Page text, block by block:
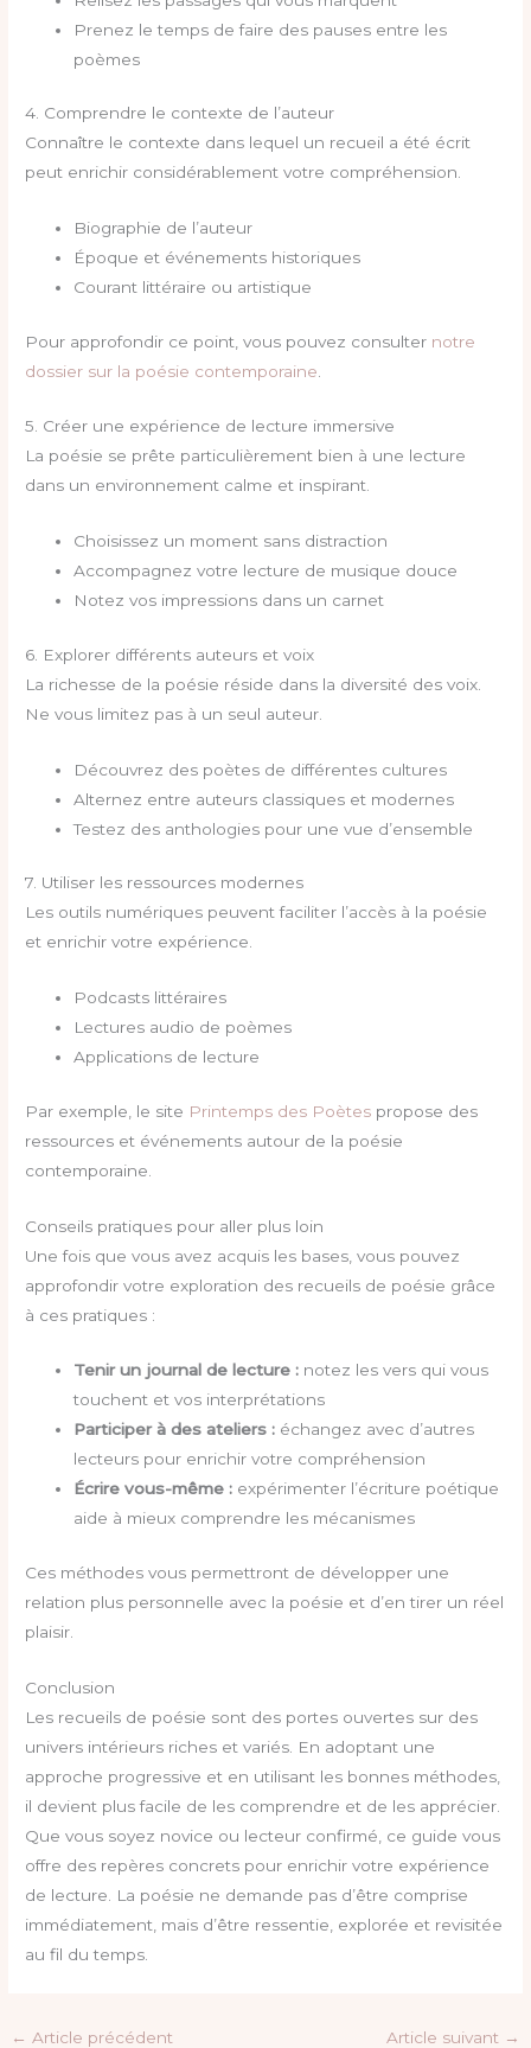
Prenez le temps de faire des pauses entre les
poèmes
4. Comprendre le contexte de l’auteur
Connaître le contexte dans lequel un recueil a été écrit
peut enrichir considérablement votre compréhension.
Biographie de l’auteur
Époque et événements historiques
Courant littéraire ou artistique
Pour approfondir ce point, vous pouvez consulter notre
dossier sur la poésie contemporaine
5. Créer une expérience de lecture immersive
La poésie se prête particulièrement bien à une lecture
dans un environnement calme et inspirant.
Choisissez un moment sans distraction
Accompagnez votre lecture de musique douce
Notez vos impressions dans un carnet
6. Explorer différents auteurs et voix
La richesse de la poésie réside dans la diversité des voix.
Ne vous limitez pas à un seul auteur.
Découvrez des poètes de différentes cultures
Alternez entre auteurs classiques et modernes
Testez des anthologies pour une vue d’ensemble
7. Utiliser les ressources modernes
Les outils numériques peuvent faciliter l’accès à la poésie
et enrichir votre expérience.
Podcasts littéraires
Lectures audio de poèmes
Applications de lecture
Par exemple, le site Printemps des Poètes propose des
ressources et événements autour de la poésie
contemporaine.
Conseils pratiques pour aller plus loin
Une fois que vous avez acquis les bases, vous pouvez
approfondir votre exploration des recueils de poésie grâce
à ces pratiques :
Tenir un journal de lecture : notez les vers qui vous
touchent et vos interprétations
Participer à des ateliers : échangez avec d’autres
lecteurs pour enrichir votre compréhension
Écrire vous-même : expérimenter l’écriture poétique
aide à mieux comprendre les mécanismes
Ces méthodes vous permettront de développer une
relation plus personnelle avec la poésie et d’en tirer un réel
plaisir.
Conclusion
Les recueils de poésie sont des portes ouvertes sur des
univers intérieurs riches et variés. En adoptant une
approche progressive et en utilisant les bonnes méthodes,
il devient plus facile de les comprendre et de les apprécier.
Que vous soyez novice ou lecteur confirmé, ce guide vous
offre des repères concrets pour enrichir votre expérience
de lecture. La poésie ne demande pas d’être comprise
immédiatement, mais d’être ressentie, explorée et revisitée
au fil du temps.
← Article précédent Article suivant →